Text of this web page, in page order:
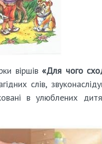
віршів«Для чого
слів,
в улюблених